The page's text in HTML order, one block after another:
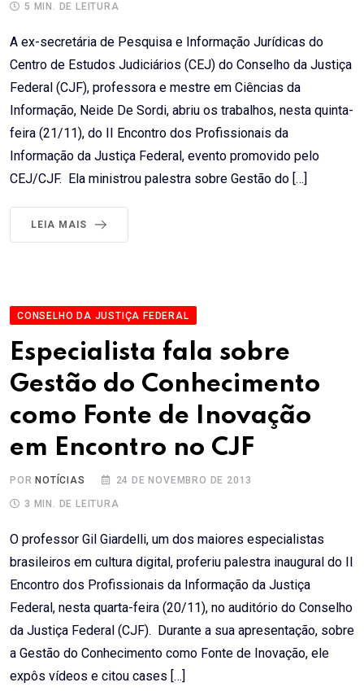
5 MIN. DE LEITURA
A ex-secretária de Pesquisa e Informação Jurídicas do
Centro de Estudos Judiciários (CEJ) do Conselho da Justiça
Federal (CJF), professora e mestre em Ciências da
Informação, Neide De Sordi, abriu os trabalhos, nesta quinta-
feira (21/11), do II Encontro dos Profissionais da
Informação da Justiça Federal, evento promovido pelo
CEJ/CJF. Ela ministrou palestra sobre Gestão do […]
LEIA MAIS
CONSELHO DA JUSTIÇA FEDERAL
Especialista fala sobre
Gestão do Conhecimento
como Fonte de Inovação
em Encontro no CJF
POR NOTÍCIAS 24 DE NOVEMBRO DE 2013
3 MIN. DE LEITURA
O professor Gil Giardelli, um dos maiores especialistas
brasileiros em cultura digital, proferiu palestra inaugural do II
Encontro dos Profissionais da Informação da Justiça
Federal, nesta quarta-feira (20/11), no auditório do Conselho
da Justiça Federal (CJF). Durante a sua apresentação, sobre
a Gestão do Conhecimento como Fonte de Inovação, ele
expôs vídeos e citou cases […]